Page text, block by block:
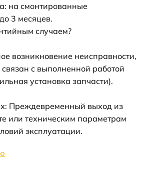
на смонтированные
3 месяцев.
случаем?
возникновение неисправности,
с выполненной работой
установка запчасти).
Преждевременный выход из
или техническим параметрам
эксплуатации.